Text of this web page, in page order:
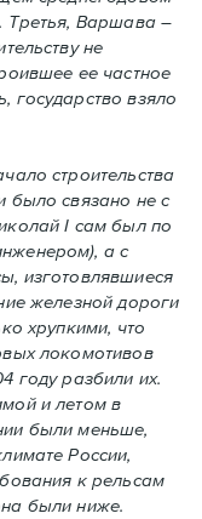
Третья, Варшава –
не
ее частное
государство взяло
строительства
было связано не с
I сам был по
а с
изготовлявшиеся
железной дороги
хрупкими, что
локомотивов
году разбили их.
и летом в
были меньше,
России,
к рельсам
были ниже.